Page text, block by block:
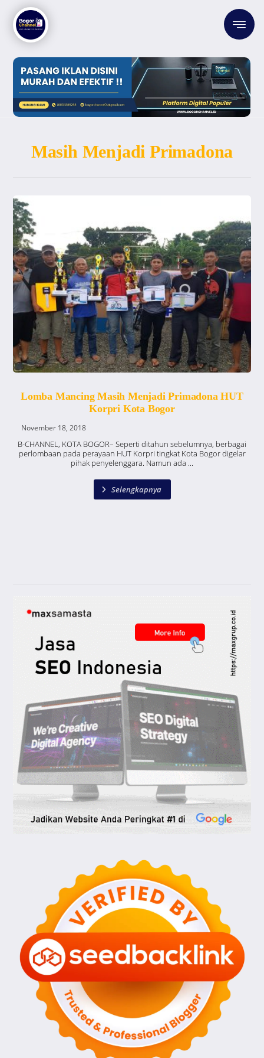
Masih Menjadi Primadona
Lomba Mancing Masih Menjadi Primadona HUT
Korpri Kota Bogor
November 18, 2018
B-CHANNEL, KOTA BOGOR– Seperti ditahun sebelumnya, berbagai
perlombaan pada perayaan HUT Korpri tingkat Kota Bogor digelar
pihak penyelenggara. Namun ada ...
Selengkapnya